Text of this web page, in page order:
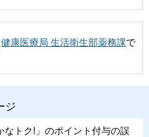
健康医療局 生活衛生部薬務課で
ジ
なトク!」のポイント付与の誤